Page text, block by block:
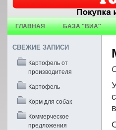
ГЛАВНАЯ БАЗА "ВИА"
СВЕЖИЕ ЗАПИСИ
Картофель от
производителя
Картофель
Корм для собак
Коммерческое
предложения